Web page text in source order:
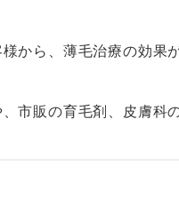
から、薄毛治療の効果
市販の育毛剤、皮膚科